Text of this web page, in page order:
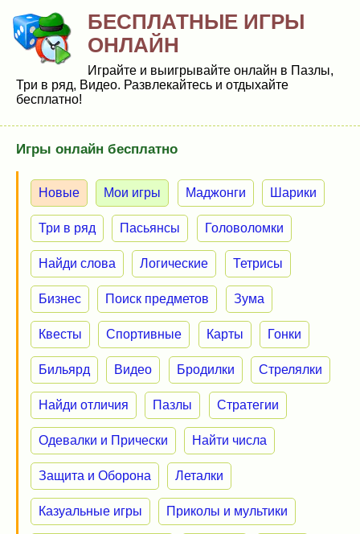
БЕСПЛАТНЫЕ ИГРЫ
ОНЛАЙН
Играйте и выигрывайте онлайн в Пазлы,
Три в ряд, Видео. Развлекайтесь и отдыхайте
бесплатно!
Игры онлайн бесплатно
Новые Мои игры Маджонги Шарики
Три в ряд Пасьянсы Головоломки
Найди слова Логические Тетрисы
Бизнес Поиск предметов Зума
Квесты Спортивные Карты Гонки
Бильярд Видео Бродилки Стрелялки
Найди отличия Пазлы Стратегии
Одевалки и Прически Найти числа
Защита и Оборона Леталки
Казуальные игры Приколы и мультики